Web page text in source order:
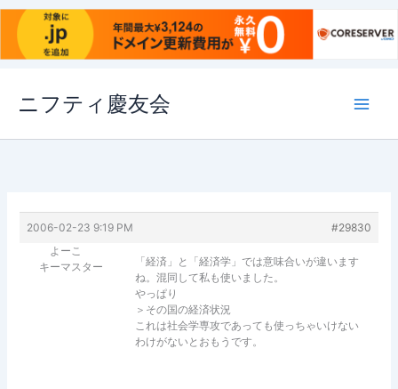
ス
ニフティ慶友会
2006-02-23 9:19 PM
#29830
よーこ
キーマスター
「経済」と「経済学」では意味合いが違います
ね。混同して私も使いました。
やっぱり
＞その国の経済状況
これは社会学専攻であっても使っちゃいけない
わけがないとおもうです。